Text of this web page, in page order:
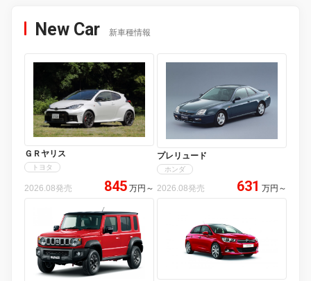
New Car 新車種情報
ＧＲヤリス
トヨタ
2026.08発売 845 万円 ～
プレリュード
ホンダ
2026.08発売 631 万円 ～